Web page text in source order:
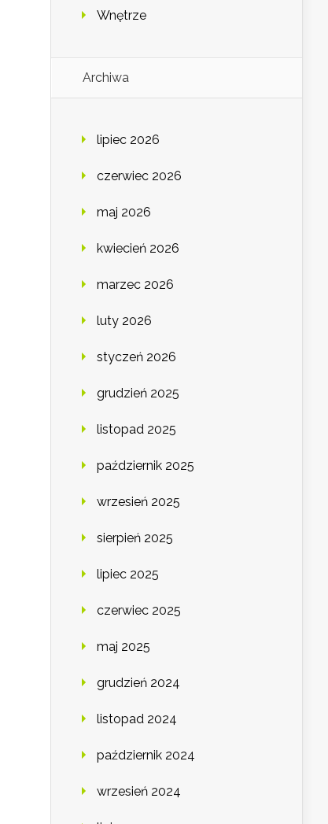
Wnętrze
Archiwa
lipiec 2026
czerwiec 2026
maj 2026
kwiecień 2026
marzec 2026
luty 2026
styczeń 2026
grudzień 2025
listopad 2025
październik 2025
wrzesień 2025
sierpień 2025
lipiec 2025
czerwiec 2025
maj 2025
grudzień 2024
listopad 2024
październik 2024
wrzesień 2024